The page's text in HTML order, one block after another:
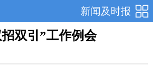
新闻及时报
双引”工作例会